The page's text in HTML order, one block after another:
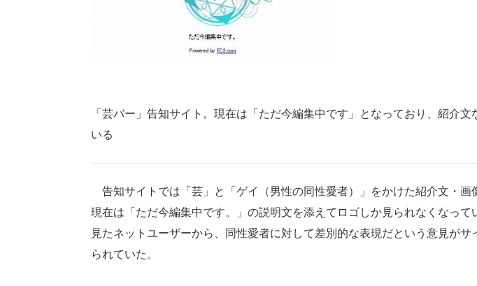
「芸バー」告知サイト。現在は「ただ今編集中です」となっており、紹介文
いる
告知サイトでは「芸」と「ゲイ（男性の同性愛者）」をかけた紹介文・画
現在は「ただ今編集中です。」の説明文を添えてロゴしか見られなくなって
見たネットユーザーから、同性愛者に対して差別的な表現だという意見がサ
られていた。